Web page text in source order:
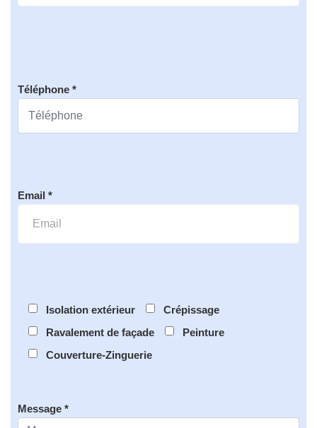
Téléphone *
Email *
Isolation extérieur
Crépissage
Ravalement de façade
Peinture
Couverture-Zinguerie
Message *